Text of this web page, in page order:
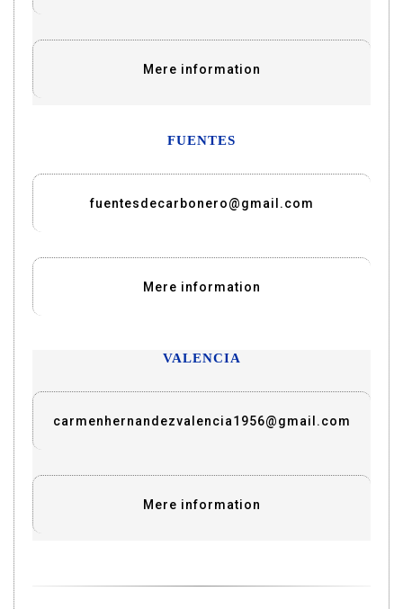
Mere information
FUENTES
fuentesdecarbonero@gmail.com
Mere information
VALENCIA
carmenhernandezvalencia1956@gmail.com
Mere information